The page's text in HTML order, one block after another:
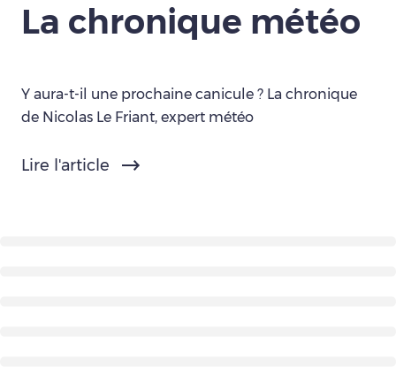
La chronique météo
Y aura-t-il une prochaine canicule ? La chronique
de Nicolas Le Friant, expert météo
Lire l'article